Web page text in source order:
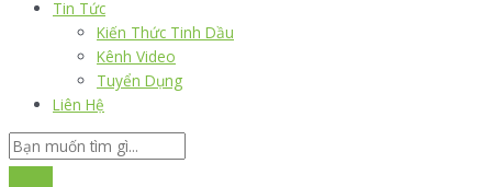
Tin Tức
Kiến Thức Tinh Dầu
Kênh Video
Tuyển Dụng
Liên Hệ